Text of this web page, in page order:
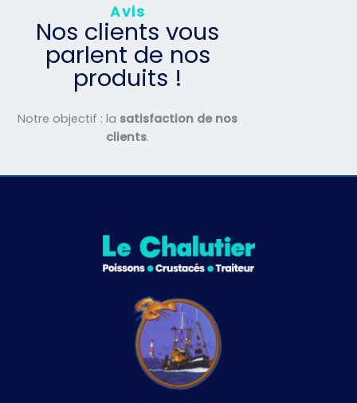
Avis
Nos clients vous
parlent de nos
produits !
Notre objectif : la satisfaction de nos
clients.